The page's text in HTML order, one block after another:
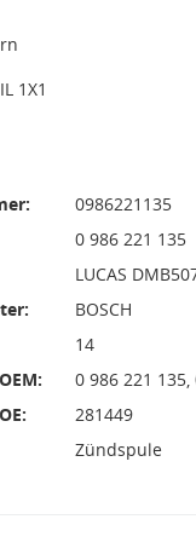
1X1
0986221135
0 986 221 135
LUCAS
BOSCH
14
0 986 221 135,
281449
Zündspule